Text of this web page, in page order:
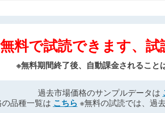
料で試読できます、試
※無料期間終了後、自動課金されること
過去市場価格のサンプルデータは
品種一覧は こちら ※無料の試読では、過